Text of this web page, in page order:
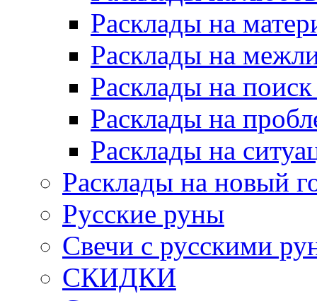
Расклады на
Расклады на
Расклады на
Расклады на
Расклады на
Расклады на новый
Русские руны
Свечи с русскими
СКИДКИ